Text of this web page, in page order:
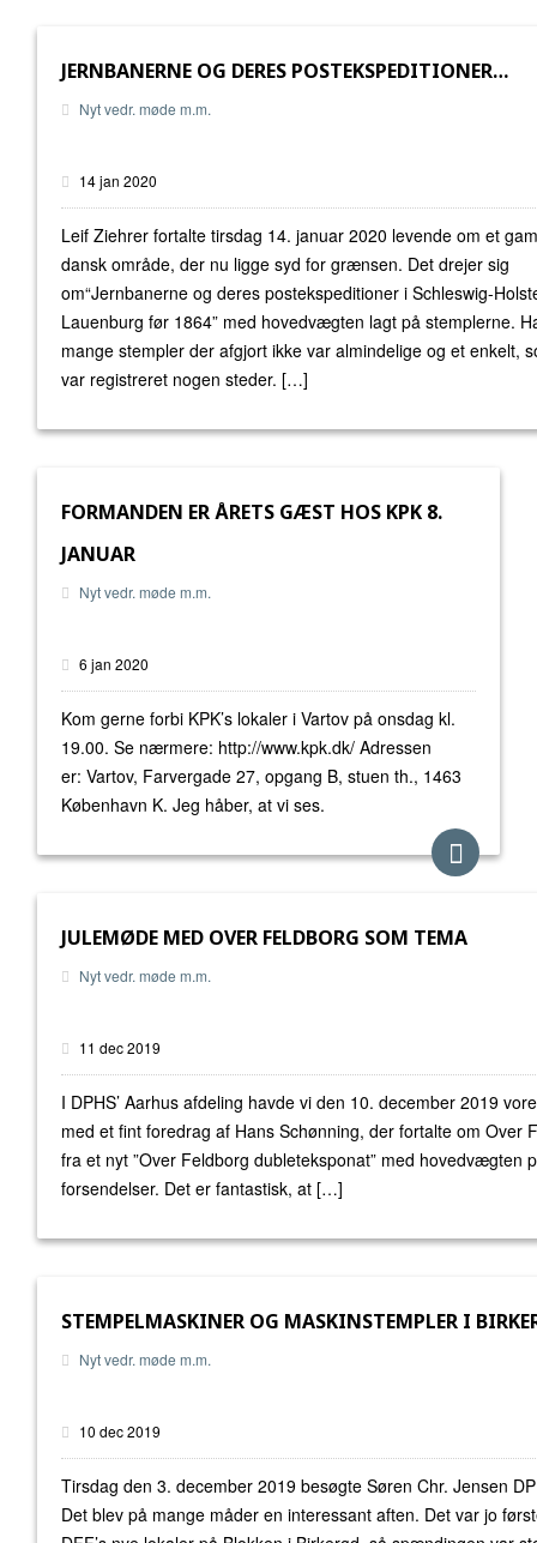
JERNBANERNE OG DERES POSTEKSPEDITIONER…
Nyt vedr. møde m.m.
14 jan 2020
Leif Ziehrer fortalte tirsdag 14. januar 2020 levende om et
dansk område, der nu ligge syd for grænsen. Det drejer sig
om“Jernbanerne og deres postekspeditioner i Schleswig-
Lauenburg før 1864” med hovedvægten lagt på stemplerne.
mange stempler der afgjort ikke var almindelige og et enkelt,
var registreret nogen steder. […]
FORMANDEN ER ÅRETS GÆST HOS KPK 8.
JANUAR
Nyt vedr. møde m.m.
6 jan 2020
Kom gerne forbi KPK’s lokaler i Vartov på onsdag kl.
19.00. Se nærmere: http://www.kpk.dk/ Adressen
er: Vartov, Farvergade 27, opgang B, stuen th., 1463
København K. Jeg håber, at vi ses.
JULEMØDE MED OVER FELDBORG SOM TEMA
Nyt vedr. møde m.m.
11 dec 2019
I DPHS’ Aarhus afdeling havde vi den 10. december 2019
med et fint foredrag af Hans Schønning, der fortalte om Over
fra et nyt ”Over Feldborg dubleteksponat” med hovedvægten
forsendelser. Det er fantastisk, at […]
STEMPELMASKINER OG MASKINSTEMPLER I
Nyt vedr. møde m.m.
10 dec 2019
Tirsdag den 3. december 2019 besøgte Søren Chr. Jensen
Det blev på mange måder en interessant aften. Det var jo